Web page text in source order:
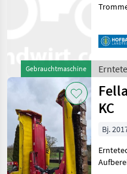
Gebrauchtmaschine
mit
Fella
KC
Bj.